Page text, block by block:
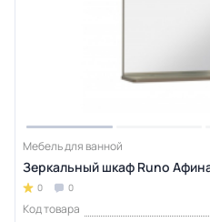
Мебель для ванной
Зеркальный шкаф Runo
0 0
Код товара